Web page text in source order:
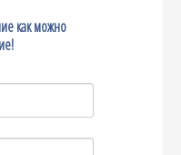
как можно